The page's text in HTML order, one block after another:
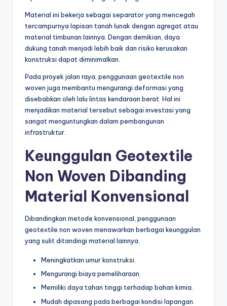
Material ini bekerja sebagai separator yang mencegah
tercampurnya lapisan tanah lunak dengan agregat atau
material timbunan lainnya. Dengan demikian, daya
dukung tanah menjadi lebih baik dan risiko kerusakan
konstruksi dapat diminimalkan.
Pada proyek jalan raya, penggunaan geotextile non
woven juga membantu mengurangi deformasi yang
disebabkan oleh lalu lintas kendaraan berat. Hal ini
menjadikan material tersebut sebagai investasi yang
sangat menguntungkan dalam pembangunan
infrastruktur.
Keunggulan Geotextile
Non Woven Dibanding
Material Konvensional
Dibandingkan metode konvensional, penggunaan
geotextile non woven menawarkan berbagai keunggulan
yang sulit ditandingi material lainnya.
Meningkatkan umur konstruksi.
Mengurangi biaya pemeliharaan.
Memiliki daya tahan tinggi terhadap bahan kimia.
Mudah dipasang pada berbagai kondisi lapangan.